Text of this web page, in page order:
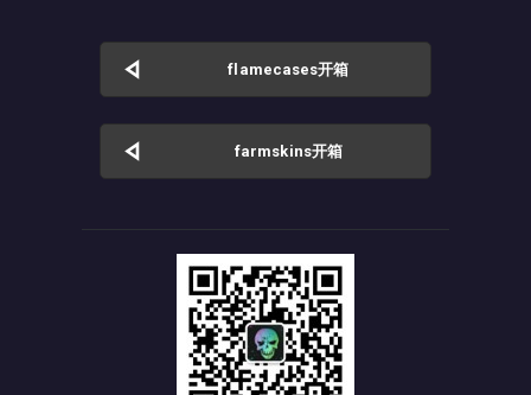
flamecases开箱
farmskins开箱